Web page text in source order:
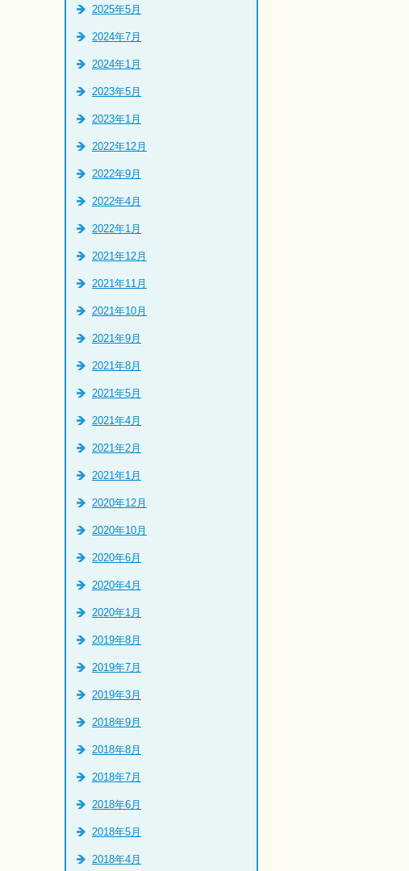
2025年5月
2024年7月
2024年1月
2023年5月
2023年1月
2022年12月
2022年9月
2022年4月
2022年1月
2021年12月
2021年11月
2021年10月
2021年9月
2021年8月
2021年5月
2021年4月
2021年2月
2021年1月
2020年12月
2020年10月
2020年6月
2020年4月
2020年1月
2019年8月
2019年7月
2019年3月
2018年9月
2018年8月
2018年7月
2018年6月
2018年5月
2018年4月